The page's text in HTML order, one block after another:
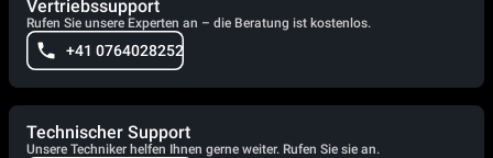
Vertriebssupport
Rufen Sie unsere Experten an – die Beratung ist kostenlos.
+41 0764028252
Technischer Support
Unsere Techniker helfen Ihnen gerne weiter. Rufen Sie sie an.